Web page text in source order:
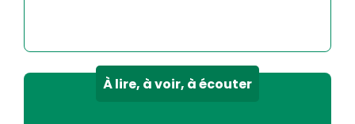
À lire, à voir, à écouter